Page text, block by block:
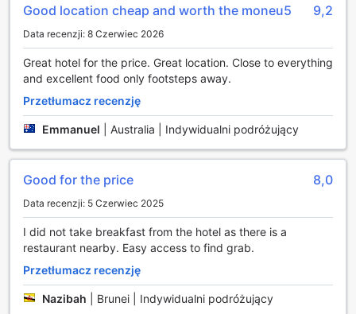
pokoju, co jest idealnym rozwiązaniem po długim dniu
zwiedzania. Dla tych, którzy podróżują z większą ilością
bagażu, hotel oferuje przechowalnię bagażu, a także sejfy
w pokojach, które zapewniają bezpieczeństwo cennych
rzeczy. W całym obiekcie dostępne jest bezpłatne Wi-Fi,
zarówno w pokojach, jak i w częściach wspólnych, co
umożliwia łatwe łączenie się z internetem. Dla palaczy
przygotowano wyznaczone miejsce do palenia, co
zapewnia komfort wszystkim gościom.
Udogodnienia transportowe w City Inn Hotel w Kuching
udogodnienia transportowe, które sprawiają, że
podróżowanie po mieście jest niezwykle komfortowe. Hotel
dysponuje przestronnym parkingiem onsite, co pozwala
gościom na łatwe i bezpieczne parkowanie swoich
pojazdów. Dzięki opcji samodzielnego parkowania, goście
mogą cieszyć się swobodą i elastycznością, korzystając z
własnego samochodu bez obaw o dodatkowe formalności.
Good location cheap and worth the moneu5 9,2
Data recenzji: 8 Czerwiec 2026
Great hotel for the price. Great location. Close to everything
and excellent food only footsteps away.
Przetłumacz recenzję
Emmanuel Australia | Indywidualni podróżujący
Good for the price 8,0
Data recenzji: 5 Czerwiec 2025
I did not take breakfast from the hotel as there is a
restaurant nearby. Easy access to find grab.
Przetłumacz recenzję
Nazibah Brunei | Indywidualni podróżujący